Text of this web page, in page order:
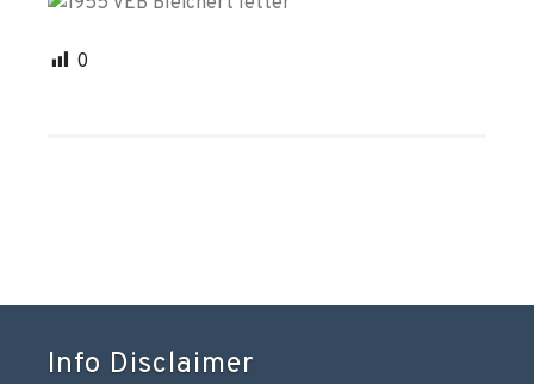
0
Info Disclaimer